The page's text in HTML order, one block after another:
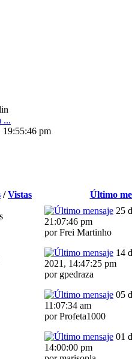
...
19:55:46 pm
/Vistas
Último
25
21:07:46 pm
por Frei Martinho
14
2021, 14:47:25 pm
por gpedraza
05
11:07:34 am
por Profeta1000
01
14:00:00 pm